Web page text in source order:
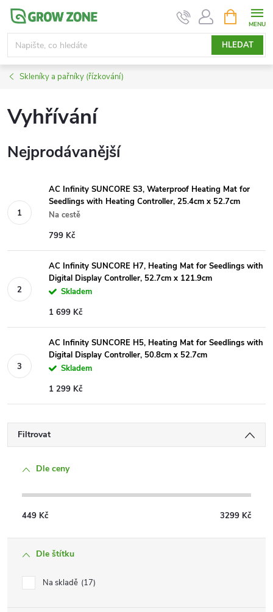
Přejít
obsah
HLEDAT
NÁKUPNÍ
KOŠÍK
Skleníky a pařníky (řízkování)
Vyhřívání
Nejprodávanější
AC Infinity SUNCORE S3, Waterproof Heating Mat for
Seedlings with Heating Controller, 25.4cm x 52.7cm
Na cestě
799 Kč
AC Infinity SUNCORE H7, Heating Mat for Seedlings with
Digital Display Controller, 52.7cm x 121.9cm
Skladem
1 699 Kč
AC Infinity SUNCORE H5, Heating Mat for Seedlings with
Digital Display Controller, 50.8cm x 52.7cm
Skladem
1 299 Kč
Filtrovat
Dle ceny
449 Kč 3299 Kč
Dle štítku
Na skladě 17